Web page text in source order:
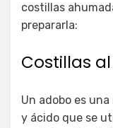
costillas
prepararla:
Costillas
Un adobo es
y ácido que se